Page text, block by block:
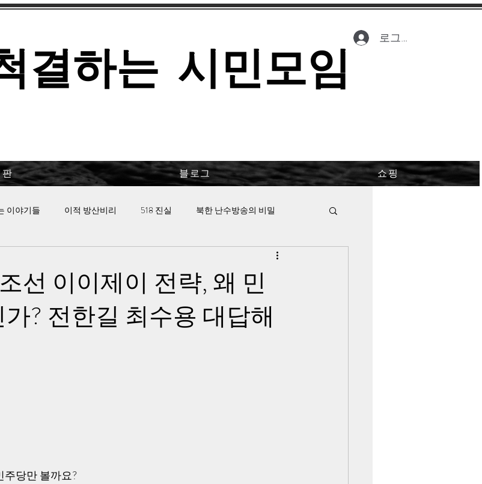
로그인
결하는 시민모임
블로그 쇼핑
이야기들 이적 방산비리 518 진실 북한 난수방송의 비밀
선 이이제이 전략, 왜 민
? 전한길 최수용 대답해
주당만 볼까요?